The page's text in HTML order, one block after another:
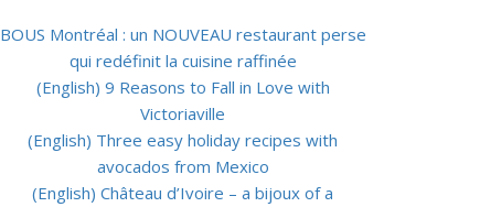
BOUS Montréal : un NOUVEAU restaurant perse
qui redéfinit la cuisine raffinée
(English) 9 Reasons to Fall in Love with
Victoriaville
(English) Three easy holiday recipes with
avocados from Mexico
(English) Château d’Ivoire – a bijoux of a